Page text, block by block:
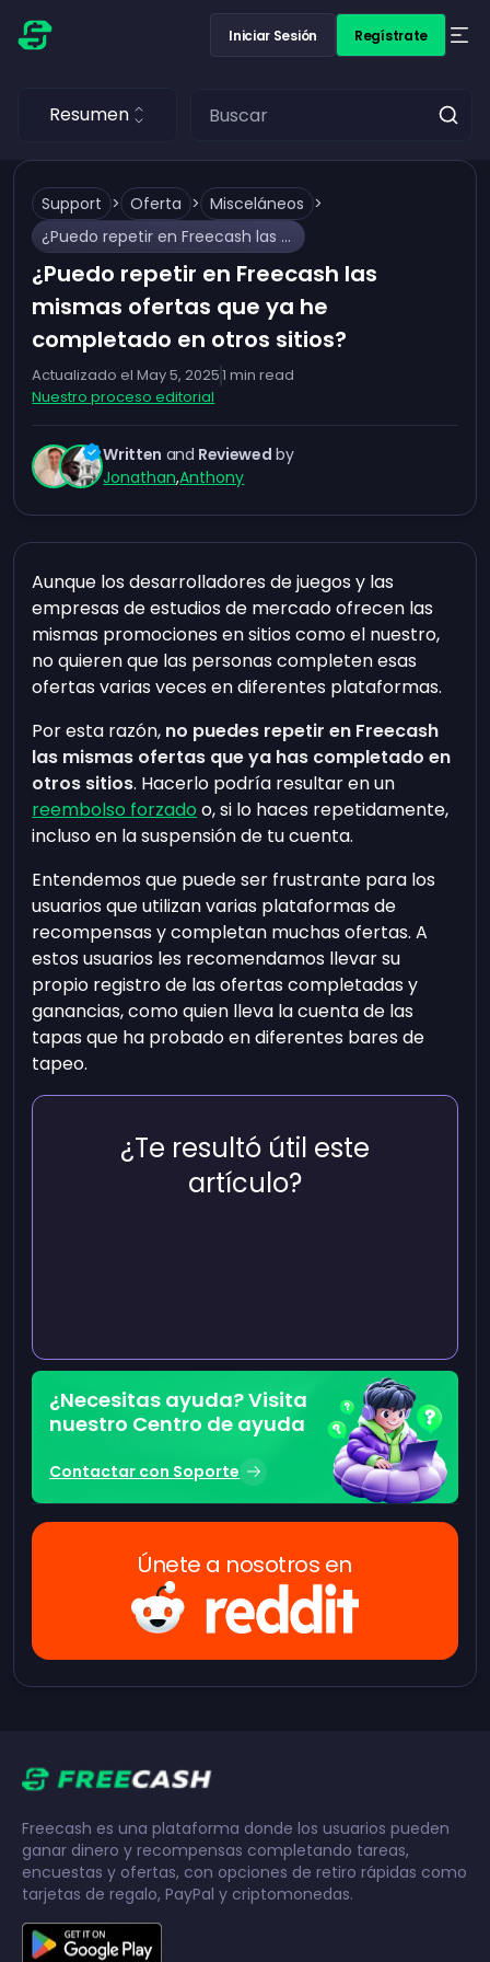
Iniciar Sesión Regístrate
Resumen
Support > Oferta > Misceláneos >
¿Puedo repetir en Freecash las mismas ofertas que ya he completado en otros sitios?
¿Puedo repetir en Freecash las
mismas ofertas que ya he
completado en otros sitios?
Actualizado el May 5, 20251 min read
Nuestro proceso editorial
Written and Reviewed by
Jonathan,Anthony
Aunque los desarrolladores de juegos y las
empresas de estudios de mercado ofrecen las
mismas promociones en sitios como el nuestro,
no quieren que las personas completen esas
ofertas varias veces en diferentes plataformas.
Por esta razón, no puedes repetir en Freecash
las mismas ofertas que ya has completado en
otros sitios. Hacerlo podría resultar en un
reembolso forzado o, si lo haces repetidamente,
incluso en la suspensión de tu cuenta.
Entendemos que puede ser frustrante para los
usuarios que utilizan varias plataformas de
recompensas y completan muchas ofertas. A
estos usuarios les recomendamos llevar su
propio registro de las ofertas completadas y
ganancias, como quien lleva la cuenta de las
tapas que ha probado en diferentes bares de
tapeo.
¿Te resultó útil este
artículo?
¿Necesitas ayuda? Visita
nuestro Centro de ayuda
Contactar con Soporte
Únete a nosotros en
Freecash es una plataforma donde los usuarios pueden
ganar dinero y recompensas completando tareas,
encuestas y ofertas, con opciones de retiro rápidas como
tarjetas de regalo, PayPal y criptomonedas.